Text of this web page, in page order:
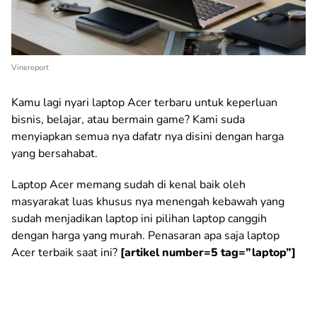
Vinereport
Kamu lagi nyari laptop Acer terbaru untuk keperluan
bisnis, belajar, atau bermain game? Kami suda
menyiapkan semua nya dafatr nya disini dengan harga
yang bersahabat.
Laptop Acer memang sudah di kenal baik oleh
masyarakat luas khusus nya menengah kebawah yang
sudah menjadikan laptop ini pilihan laptop canggih
dengan harga yang murah. Penasaran apa saja laptop
Acer terbaik saat ini? [artikel number=5 tag=”laptop”]